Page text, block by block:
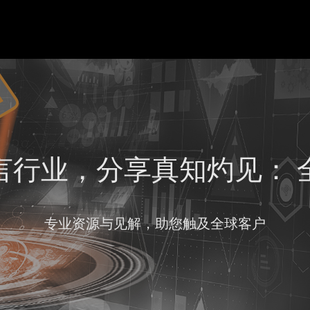
行业，分享真知灼见：
专业资源与见解，助您触及全球客户